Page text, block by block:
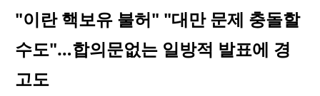
"이란 핵보유 불허" "대만 문제 충돌할
수도"…합의문없는 일방적 발표에 경
고도